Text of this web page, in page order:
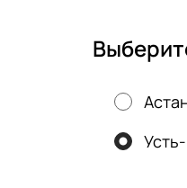
Политика
Акции, скидки,